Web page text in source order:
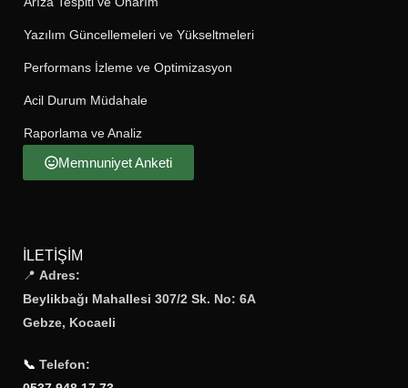
Yazılım Güncellemeleri ve Yükseltmeleri
Performans İzleme ve Optimizasyon
Acil Durum Müdahale
Raporlama ve Analiz
Memnuniyet Anketi
İLETIŞIM
📍 Adres:
Beylikbağı Mahallesi 307/2 Sk. No: 6A
Gebze, Kocaeli
📞 Telefon: